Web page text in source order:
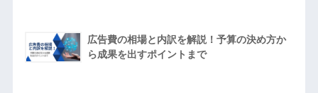
広告費の相場と内訳を解説！予算の決め方か
ら成果を出すポイントまで